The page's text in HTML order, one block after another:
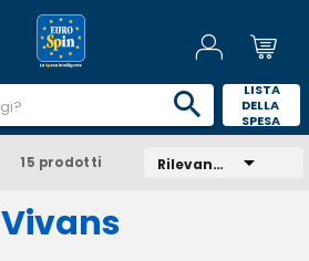
LISTA
DELLA
SPESA
15 prodotti Rilevanza
Vivans